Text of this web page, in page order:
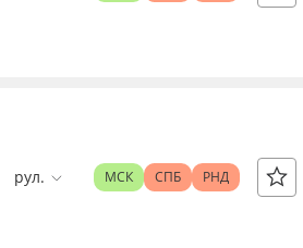
рул. МСК СПБ РНД